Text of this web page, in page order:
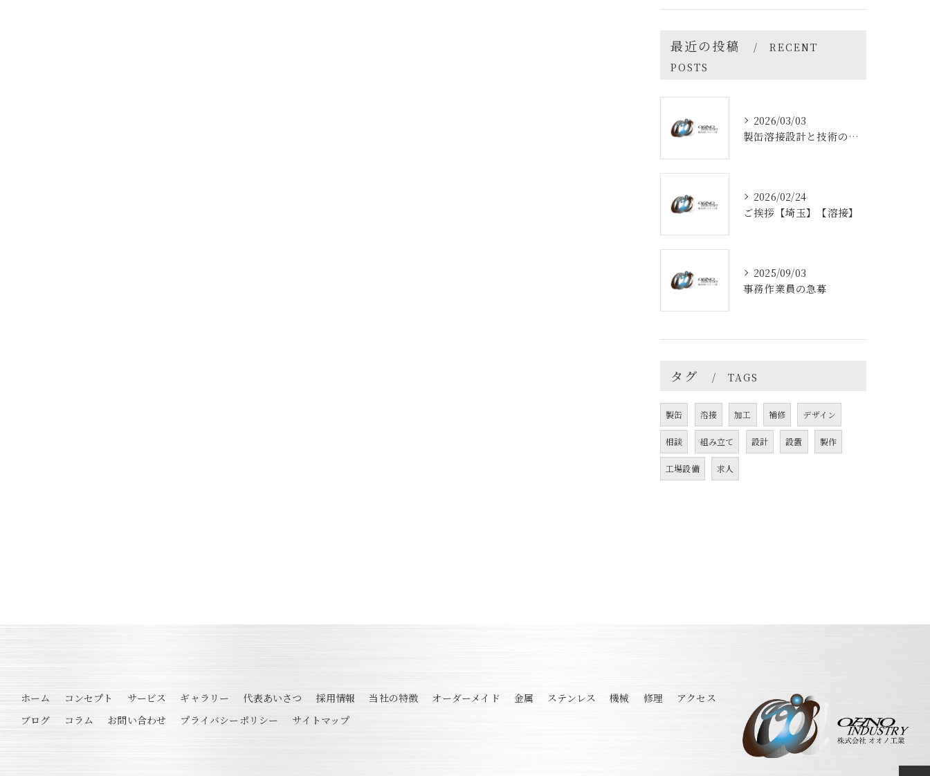
最近の投稿
RECENT
POSTS
2026/03/03
製缶溶接設計と技術の最前線
2026/02/24
ご挨拶【埼玉】【溶接】
2025/09/03
事務作業員の急募
タグ TAGS
製缶 溶接 加工 補修 デザイン
相談 組み立て 設計 設置 製作
工場設備 求人
ホーム コンセプト サービス ギャラリー 代表あいさつ 採用情報 当社の特徴 オーダーメイド 金属 ステンレス 機械 修理
アクセス
ブログ
コラム お問い合わせ プライバシーポリシー サイトマップ